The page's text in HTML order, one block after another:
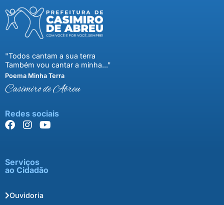
"Todos cantam a sua terra
Também vou cantar a minha..."
Poema Minha Terra
Casimiro de Abreu
Redes sociais
Serviços
ao Cidadão
Ouvidoria